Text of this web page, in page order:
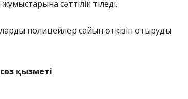
сәттілік тіледі.
полицейлер сайын өткізіп отыруды
қызметі